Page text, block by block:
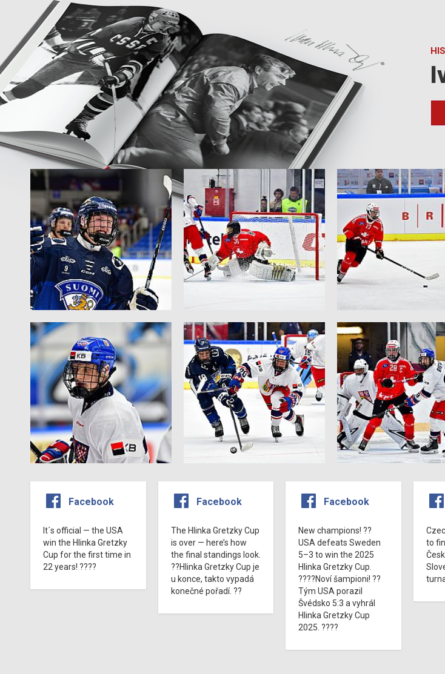
Facebook
It´s official — the USA
win the Hlinka Gretzky
Cup for the first time in
22 years! ????
Facebook
The Hlinka Gretzky Cup
is over — here’s how
the final standings look.
??Hlinka Gretzky Cup je
u konce, takto vypadá
konečné pořadí. ??
Facebook
New champions! ??
USA defeats Sweden
5–3 to win the 2025
Hlinka Gretzky Cup.
????Noví šampioni! ??
Tým USA porazil
Švédsko 5:3 a vyhrál
Hlinka Gretzky Cup
2025. ????
to